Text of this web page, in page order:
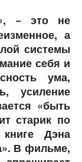
, − это не
а
системы
себя и
ума,
усиление
«быть
старик по
Дэна
В фильме,